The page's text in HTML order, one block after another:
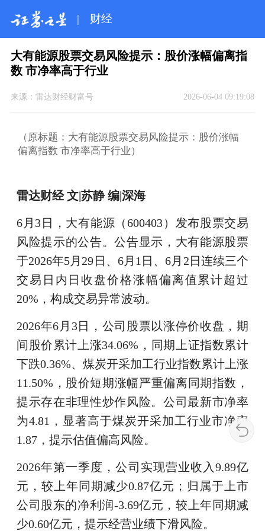
| 财经
大有能源股票交易风险提示：股价涨幅偏离指
数 市净率高于行业
来源： 雷达财经财富号 2026-06-04 09:19:08
（原标题：大有能源股票交易风险提示：股价涨幅
偏离指数 市净率高于行业）
雷达财经 文|苏静 编|深海
6月3日，大有能源（600403）发布股票交易
风险提示的公告。公告显示，大有能源股票
于2026年5月29日、6月1日、6月2日连续三个
交易日内日收盘价格涨幅偏离值累计超过
20%，构成交易异常波动。
2026年6月3日，公司股票以涨停价收盘，期
间股价累计上涨34.06%，同期上证指数累计
下跌0.36%、煤炭开采加工行业指数累计上涨
11.50%，股价短期涨幅严重偏离同期指数，
提示存在非理性炒作风险。公司最新市净率
为4.81，显著高于煤炭开采加工行业市净率
1.87，提示估值偏高风险。
2026年第一季度，公司实现营业收入9.89亿
元，较上年同期减少0.87亿元；归属于上市
公司股东的净利润-3.69亿元，较上年同期减
少0.60亿元，提示经营业绩下滑风险。